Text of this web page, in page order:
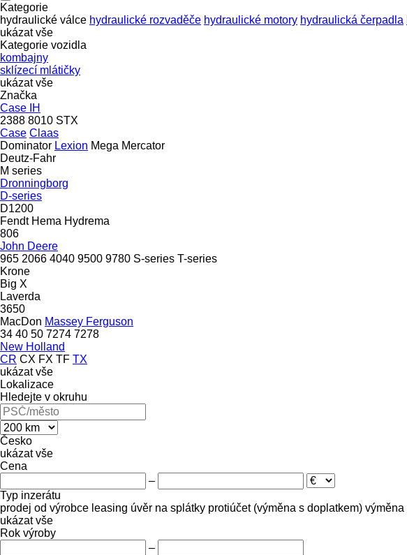
Kategorie
hydraulické válce hydraulické rozvaděče hydraulické motory hydraulická čerpadla
ukázat vše
Kategorie vozidla
kombajny
sklízecí mlátičky
ukázat vše
Značka
Case IH
2388 8010 STX
Case Claas
Dominator Lexion Mega Mercator
Deutz-Fahr
M series
Dronningborg
D-series
D1200
Fendt Hema Hydrema
806
John Deere
965 2066 4040 9500 9780 S-series T-series
Krone
Big X
Laverda
3650
MacDon Massey Ferguson
34 40 50 7274 7278
New Holland
CR CX FX TF TX
ukázat vše
Lokalizace
Hledejte v okruhu
Česko
ukázat vše
Cena
–
Typ inzerátu
prodej od výrobce leasing úvěr na splátky protiúčet (výměna s doplatkem) výměna
ukázat vše
Rok výroby
–